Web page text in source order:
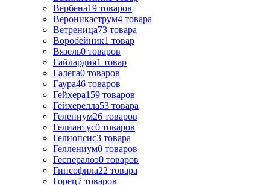
Вербена19 товаров
Вероникаструм4 товара
Ветреница73 товара
Воробейник1 товар
Вязель0 товаров
Гайлардия1 товар
Галега0 товаров
Гаура46 товаров
Гейхера159 товаров
Гейхерелла53 товара
Гелениум26 товаров
Гелиантус0 товаров
Гелиопсис3 товара
Геллениум0 товаров
Геспералоэ0 товаров
Гипсофила22 товара
Горец7 товаров